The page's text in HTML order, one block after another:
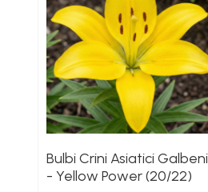
Bulbi Crini Asiatici Galbeni
- Yellow Power (20/22)